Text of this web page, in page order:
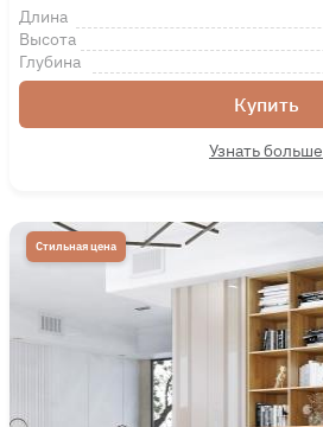
Длина
Высота
Глубина
Купить
Узнать больше
Стильная цена